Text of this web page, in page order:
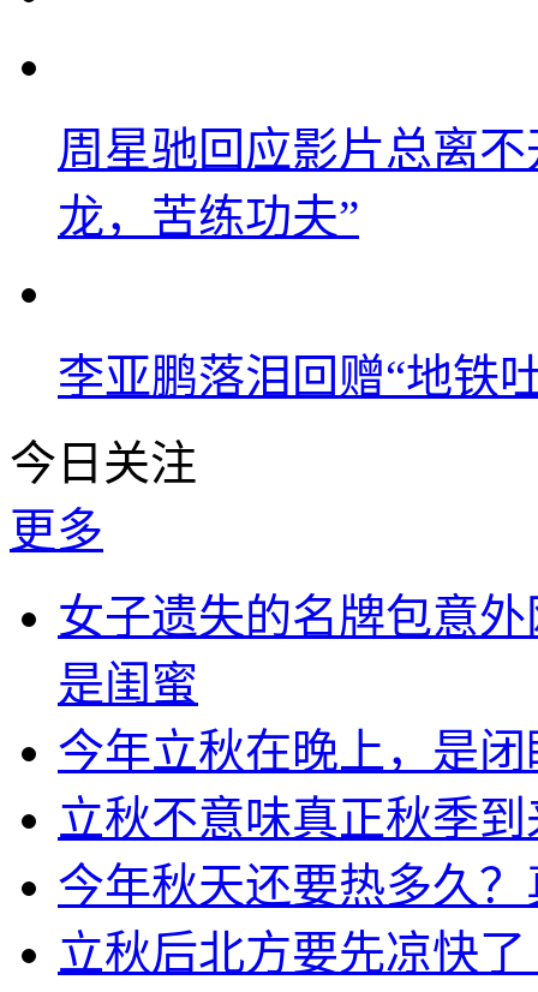
周星驰回应影片总离
龙，苦练功夫”
李亚鹏落泪回赠“地铁
今日关注
更多
女子遗失的名牌包意
是闺蜜
今年立秋在晚上，是
立秋不意味真正秋季
今年秋天还要热多久
立秋后北方要先凉快